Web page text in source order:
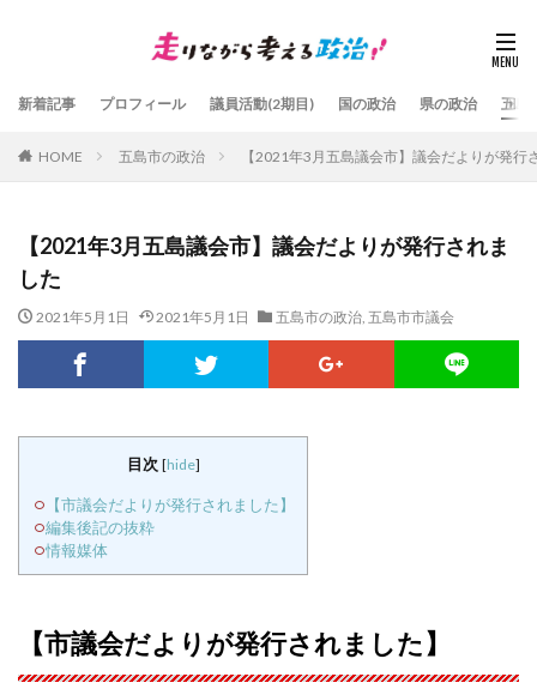
新着記事 プロフィール 議員活動(2期目) 国の政治 県の政治 五島
HOME 五島市の政治 【2021年3月五島議会市】議会だよりが発行
【2021年3月五島議会市】議会だよりが発行されま
した
2021年5月1日 2021年5月1日 五島市の政治, 五島市市議会
目次 [hide]
【市議会だよりが発行されました】
編集後記の抜粋
情報媒体
【市議会だよりが発行されました】